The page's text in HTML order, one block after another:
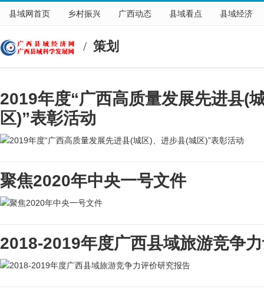
县域网首页 乡村振兴 广西动态 县域看点 县域经济
/ 策划
2019年度“广西高质量发展先进县(
区)”表彰活动
聚焦2020年中央一号文件
2018-2019年度广西县域旅游竞争